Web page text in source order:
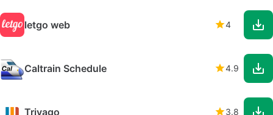
letgo web 4
Caltrain Schedule 4.9
Trivago 3.8